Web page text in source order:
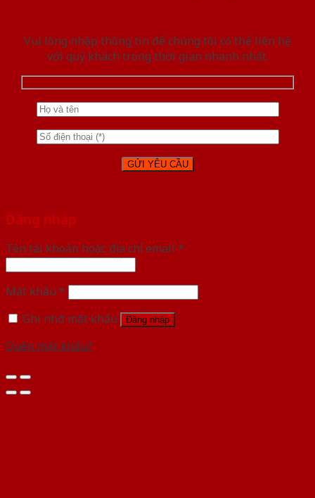
Vui lòng nhập thông tin để chúng tôi có thể liên hệ
với quý khách trong thời gian nhanh nhất.
Đăng nhập
Tên tài khoản hoặc địa chỉ email *
Mật khẩu *
Ghi nhớ mật khẩu
Đăng nhập
Quên mật khẩu?